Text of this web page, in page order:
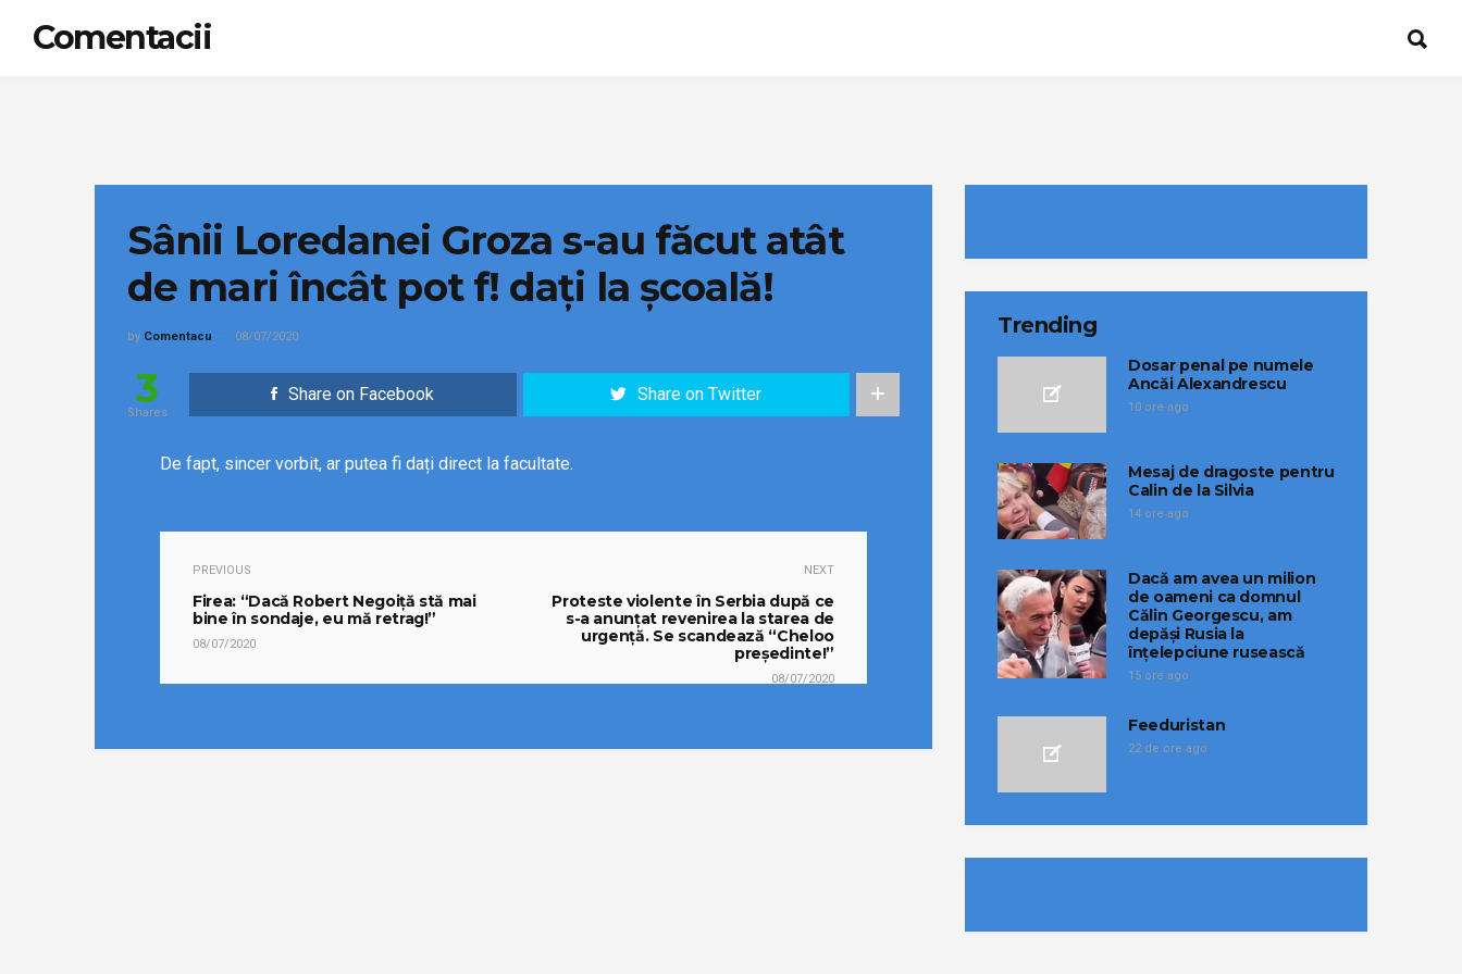
Comentacii
Sânii Loredanei Groza s-au făcut atât
de mari încât pot f! dați la școală!
by Comentacu 08/07/2020
3
Shares
Share on Facebook Share on Twitter
De fapt, sincer vorbit, ar putea fi dați direct la facultate.
PREVIOUS
Firea: “Dacă Robert Negoiță stă mai
bine în sondaje, eu mă retrag!”
08/07/2020
NEXT
Proteste violente în Serbia după ce
s-a anunțat revenirea la starea de
urgență. Se scandează “Cheloo
președinte!”
08/07/2020
Trending
Dosar penal pe numele
Ancăi Alexandrescu
10 ore ago
Mesaj de dragoste pentru
Calin de la Silvia
14 ore ago
Dacă am avea un milion
de oameni ca domnul
Călin Georgescu, am
depăși Rusia la
înțelepciune rusească
15 ore ago
Feeduristan
22 de ore ago